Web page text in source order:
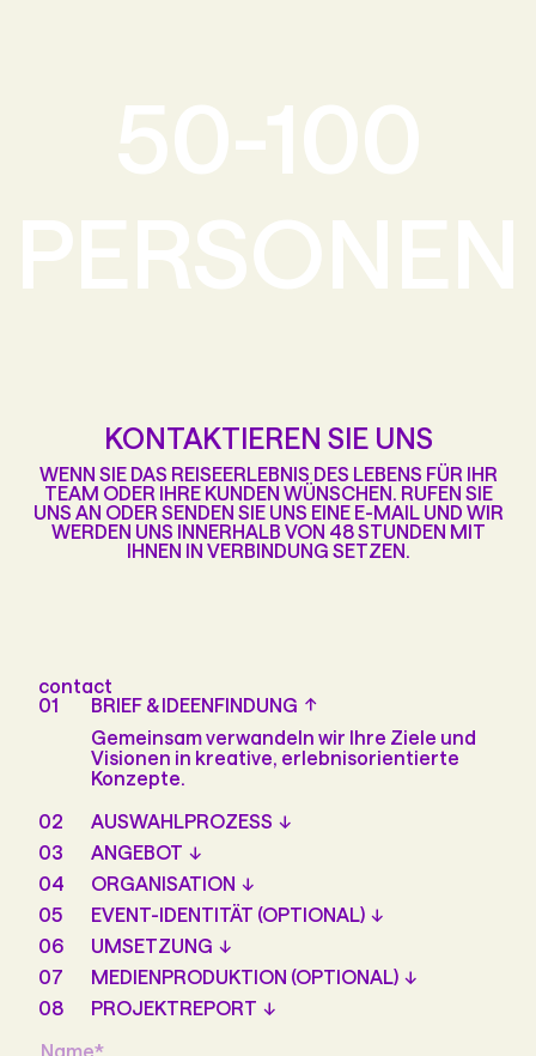
50-100
PERSONEN
KONTAKTIEREN SIE UNS
WENN SIE DAS REISEERLEBNIS DES LEBENS FÜR IHR
TEAM ODER IHRE KUNDEN WÜNSCHEN. RUFEN SIE
UNS AN ODER SENDEN SIE UNS EINE E-MAIL UND WIR
WERDEN UNS INNERHALB VON 48 STUNDEN MIT
IHNEN IN VERBINDUNG SETZEN.
contact
01
BRIEF & IDEENFINDUNG
Gemeinsam verwandeln wir Ihre Ziele und
Visionen in kreative, erlebnisorientierte
Konzepte.
02
AUSWAHLPROZESS
03
ANGEBOT
04
ORGANISATION
05
EVENT-IDENTITÄT (OPTIONAL)
06
UMSETZUNG
07
MEDIENPRODUKTION (OPTIONAL)
08
PROJEKTREPORT
Name
*